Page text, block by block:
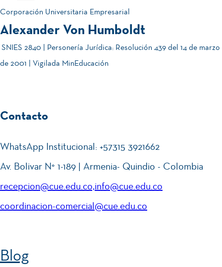
Corporación Universitaria Empresarial
Alexander Von Humboldt
SNIES 2840 | Personería Jurídica: Resolución 439 del 14 de marzo
de 2001 | Vigilada MinEducación
Contacto
WhatsApp Institucional: +57315 3921662
Av. Bolivar N° 1-189 | Armenia- Quindio - Colombia
recepcion@cue.edu.co,info@cue.edu.co
coordinacion-comercial@cue.edu.co
Blog